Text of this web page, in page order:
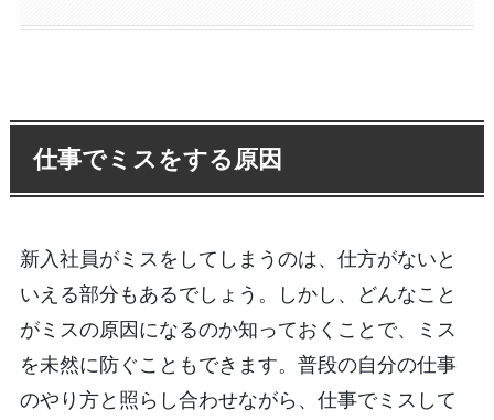
仕事でミスをする原因
新入社員がミスをしてしまうのは、仕方がないと
いえる部分もあるでしょう。しかし、どんなこと
がミスの原因になるのか知っておくことで、ミス
を未然に防ぐこともできます。普段の自分の仕事
のやり方と照らし合わせながら、仕事でミスして